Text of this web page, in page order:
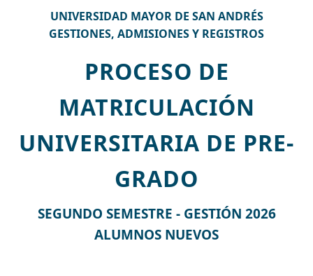
UNIVERSIDAD MAYOR DE SAN ANDRÉS
GESTIONES, ADMISIONES Y REGISTROS
PROCESO DE
MATRICULACIÓN
UNIVERSITARIA DE PRE-
GRADO
SEGUNDO SEMESTRE - GESTIÓN 2026
ALUMNOS NUEVOS